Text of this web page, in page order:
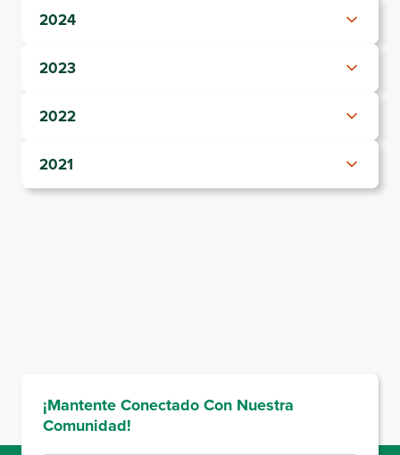
2024
2023
2022
2021
¡Mantente Conectado Con Nuestra
Comunidad!